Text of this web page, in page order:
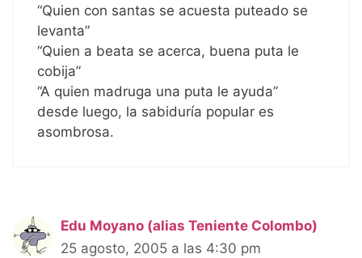
“Quien con santas se acuesta puteado se
levanta”
“Quien a beata se acerca, buena puta le
cobija”
“A quien madruga una puta le ayuda”
desde luego, la sabiduría popular es
asombrosa.
Edu Moyano (alias Teniente Colombo)
25 agosto, 2005 a las 4:30 pm